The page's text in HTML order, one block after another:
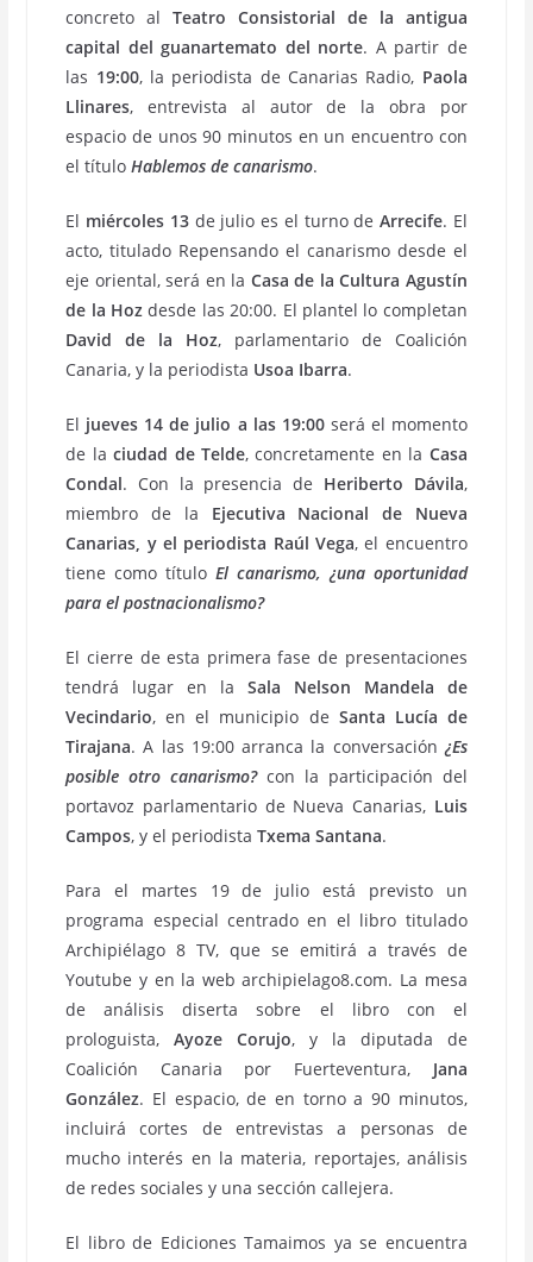
concreto alTeatro Consistorial de la antigua
capital del guanartemato del norte. A partir de
las 19:00, la periodista de Canarias Radio, Paola
Llinares, entrevista al autor de la obra por
espacio de unos 90 minutos en un encuentro con
el títuloHablemos de canarismo.
El miércoles 13de julio es el turno deArrecife. El
acto, titulado Repensando el canarismo desde el
eje oriental, será en la Casa de la Cultura Agustín
de la Hoz desde las 20:00. El plantel lo completan
David de la Hoz, parlamentario de Coalición
Canaria, y la periodista Usoa Ibarra.
El jueves 14 de julio a las 19:00será el momento
de laciudad de Telde, concretamente en la Casa
Condal. Con la presencia de Heriberto Dávila,
miembro de la Ejecutiva Nacional de Nueva
Canarias, y el periodista Raúl Vega, el encuentro
tiene como título El canarismo, ¿una oportunidad
para el postnacionalismo?
El cierre de esta primera fase de presentaciones
tendrá lugar en la Sala Nelson Mandela de
Vecindario, en el municipio de Santa Lucía de
Tirajana. A las 19:00 arranca la conversación ¿Es
posible otro canarismo?con la participación del
portavoz parlamentario de Nueva Canarias, Luis
Campos, y el periodistaTxema Santana.
Para el martes 19 de julio está previsto un
programa especial centrado en el libro titulado
Archipiélago 8 TV, que se emitirá a través de
Youtube y en la web archipielago8.com. La mesa
de análisis diserta sobre el libro con el
prologuista,Ayoze Corujo, y la diputada de
Coalición Canaria por Fuerteventura, Jana
González. El espacio, de en torno a 90 minutos,
incluirá cortes de entrevistas a personas de
mucho interés en la materia, reportajes, análisis
de redes sociales y una sección callejera.
El libro de Ediciones Tamaimos ya se encuentra